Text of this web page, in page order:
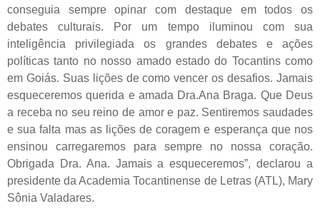
conseguia sempre opinar com destaque em todos os
debates culturais. Por um tempo iluminou com sua
inteligência privilegiada os grandes debates e ações
políticas tanto no nosso amado estado do Tocantins como
em Goiás. Suas lições de como vencer os desafios. Jamais
esqueceremos querida e amada Dra.Ana Braga. Que Deus
a receba no seu reino de amor e paz. Sentiremos saudades
e sua falta mas as lições de coragem e esperança que nos
ensinou carregaremos para sempre no nossa coração.
Obrigada Dra. Ana. Jamais a esqueceremos”, declarou a
presidente da Academia Tocantinense de Letras (ATL), Mary
Sônia Valadares.